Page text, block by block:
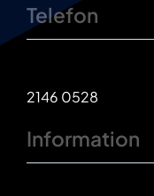
Telefon
2146 0528
Information